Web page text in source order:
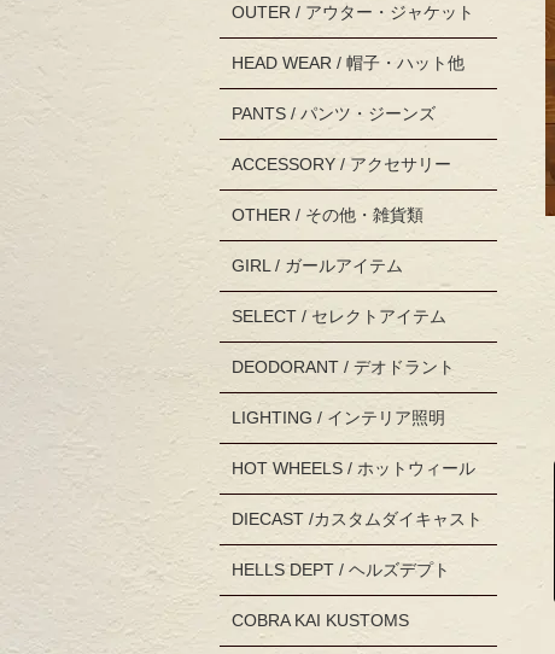
OUTER / アウター・ジャケット
HEAD WEAR / 帽子・ハット他
PANTS / パンツ・ジーンズ
ACCESSORY / アクセサリー
OTHER / その他・雑貨類
GIRL / ガールアイテム
SELECT / セレクトアイテム
DEODORANT / デオドラント
LIGHTING / インテリア照明
HOT WHEELS / ホットウィール
DIECAST /カスタムダイキャスト
HELLS DEPT / ヘルズデプト
COBRA KAI KUSTOMS